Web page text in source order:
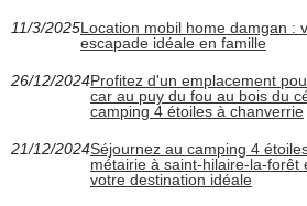
11/3/2025Location mobil home damgan :
escapade idéale en famille
26/12/2024Profitez d'un emplacement
car au puy du fou au bois du
camping 4 étoiles à chanverrie
21/12/2024Séjournez au camping 4
métairie à saint-hilaire-la-forêt
votre destination idéale